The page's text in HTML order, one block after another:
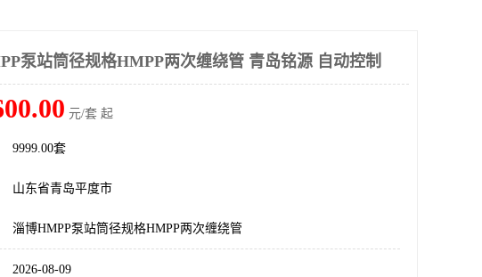
泵站筒径规格HMPP两次缠绕管 青岛铭源 自动控制
元/套 起
9999.00套
山东省青岛平度市
淄博HMPP泵站筒径规格HMPP两次缠绕管
2026-08-09